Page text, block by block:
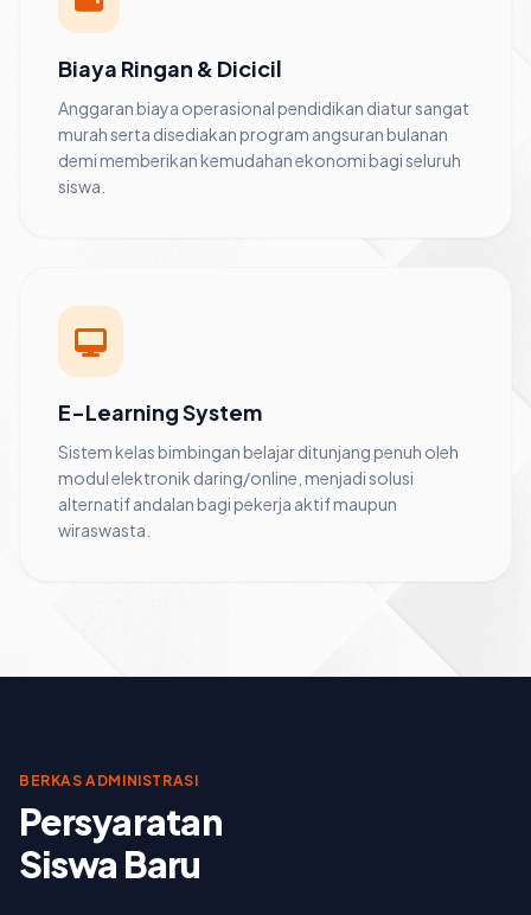
Biaya Ringan & Dicicil
Anggaran biaya operasional pendidikan diatur sangat
murah serta disediakan program angsuran bulanan
demi memberikan kemudahan ekonomi bagi seluruh
siswa.
E-Learning System
Sistem kelas bimbingan belajar ditunjang penuh oleh
modul elektronik daring/online, menjadi solusi
alternatif andalan bagi pekerja aktif maupun
wiraswasta.
BERKAS ADMINISTRASI
Persyaratan
Siswa Baru